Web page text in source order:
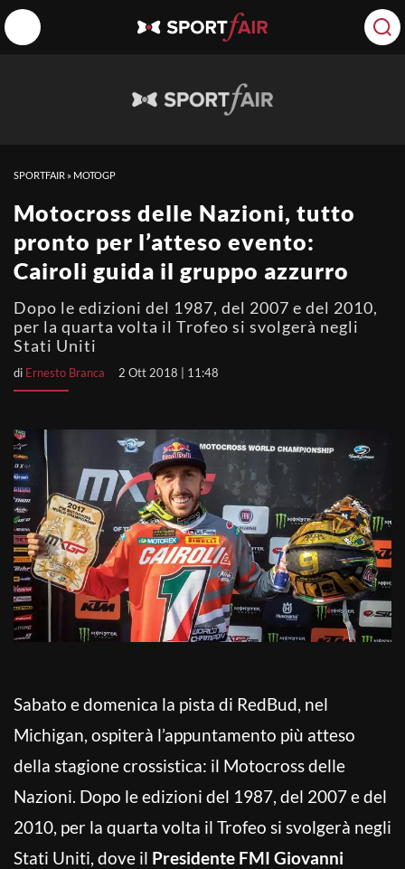
SPORTFAIR » MOTOGP
Motocross delle Nazioni, tutto
pronto per l’atteso evento:
Cairoli guida il gruppo azzurro
Dopo le edizioni del 1987, del 2007 e del 2010,
per la quarta volta il Trofeo si svolgerà negli
Stati Uniti
di Ernesto Branca 2 Ott 2018 | 11:48
Sabato e domenica la pista di RedBud, nel
Michigan, ospiterà l’appuntamento più atteso
della stagione crossistica: il Motocross delle
Nazioni. Dopo le edizioni del 1987, del 2007 e del
2010, per la quarta volta il Trofeo si svolgerà negli
Stati Uniti, dove il Presidente FMI Giovanni